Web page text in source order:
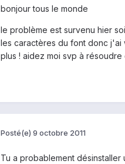
bonjour tous le monde
le problème est survenu hier
les caractères du font donc j'ai
plus ! aidez moi svp à
Posté(e) 9 octobre 2011
Tu a probablement